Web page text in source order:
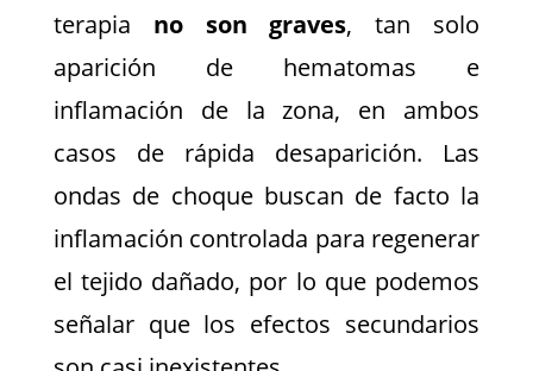
terapia no son graves, tan solo
aparición de hematomas e
inflamación de la zona, en ambos
casos de rápida desaparición. Las
ondas de choque buscan de facto la
inflamación controlada para regenerar
el tejido dañado, por lo que podemos
señalar que los efectos secundarios